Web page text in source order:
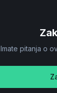
Imate pitanja o